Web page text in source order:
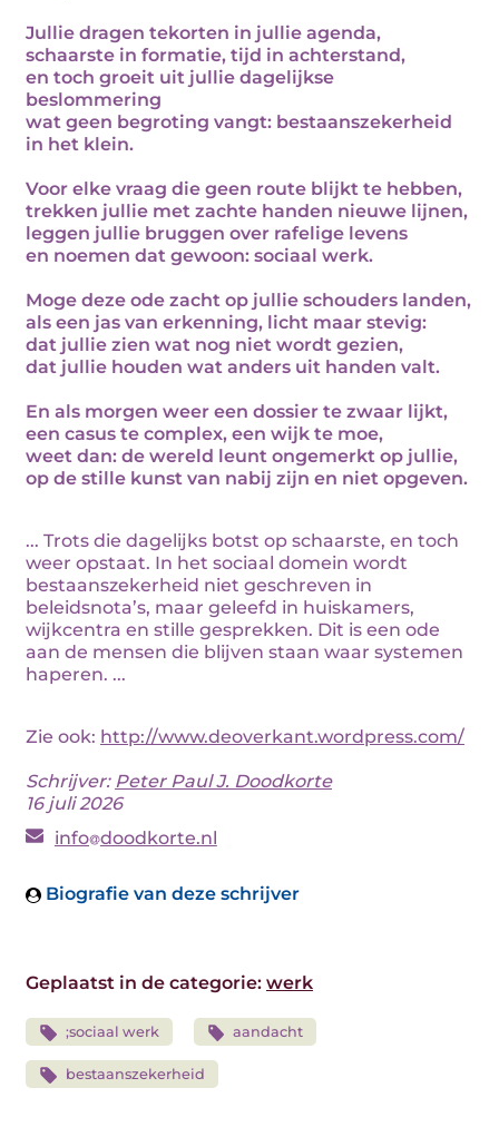
Jullie dragen tekorten in jullie agenda,
schaarste in formatie, tijd in achterstand,
en toch groeit uit jullie dagelijkse
beslommering
wat geen begroting vangt: bestaanszekerheid
in het klein.
Voor elke vraag die geen route blijkt te hebben,
trekken jullie met zachte handen nieuwe lijnen,
leggen jullie bruggen over rafelige levens
en noemen dat gewoon: sociaal werk.
Moge deze ode zacht op jullie schouders landen,
als een jas van erkenning, licht maar stevig:
dat jullie zien wat nog niet wordt gezien,
dat jullie houden wat anders uit handen valt.
En als morgen weer een dossier te zwaar lijkt,
een casus te complex, een wijk te moe,
weet dan: de wereld leunt ongemerkt op jullie,
op de stille kunst van nabij zijn en niet opgeven.
... Trots die dagelijks botst op schaarste, en toch
weer opstaat. In het sociaal domein wordt
bestaanszekerheid niet geschreven in
beleidsnota’s, maar geleefd in huiskamers,
wijkcentra en stille gesprekken. Dit is een ode
aan de mensen die blijven staan waar systemen
haperen. ...
Zie ook: http://www.deoverkant.wordpress.com/
Schrijver: Peter Paul J. Doodkorte
16 juli 2026
info doodkorte.nl
Biografie van deze schrijver
Geplaatst in de categorie: werk
;sociaal werk aandacht
bestaanszekerheid